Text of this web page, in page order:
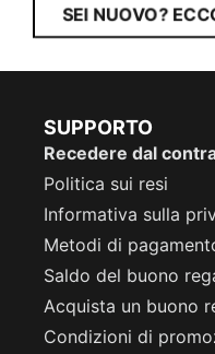
SEI NUOVO?
SUPPORTO
Recedere dal
Politica sui resi
Informativa sulla
Metodi di
Saldo del buono
Acquista un buono
Condizioni di